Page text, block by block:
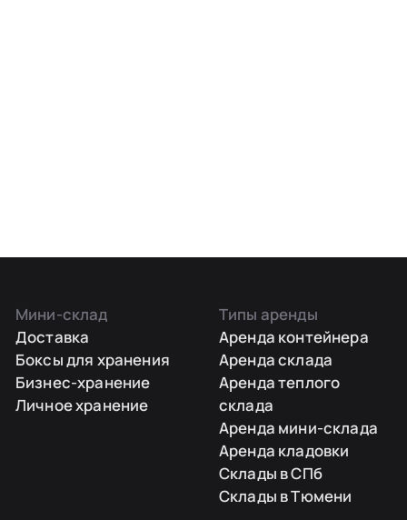
Мини-склад
Доставка
Боксы для хранения
Бизнес-хранение
Личное хранение
Типы аренды
Аренда контейнера
Аренда склада
Аренда теплого
склада
Аренда мини-склада
Аренда кладовки
Склады в СПб
Склады в Тюмени